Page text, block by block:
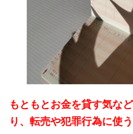
もともとお金を貸す気な
り、転売や犯罪行為に使